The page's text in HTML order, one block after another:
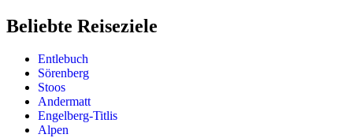
Beliebte Reiseziele
Entlebuch
Sörenberg
Stoos
Andermatt
Engelberg-Titlis
Alpen